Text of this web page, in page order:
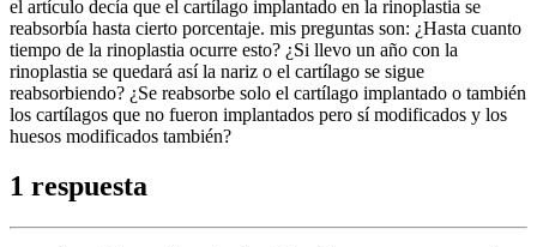
el artículo decía que el cartílago implantado en la rinoplastia se
reabsorbía hasta cierto porcentaje. mis preguntas son: ¿Hasta cuanto
tiempo de la rinoplastia ocurre esto? ¿Si llevo un año con la
rinoplastia se quedará así la nariz o el cartílago se sigue
reabsorbiendo? ¿Se reabsorbe solo el cartílago implantado o también
los cartílagos que no fueron implantados pero sí modificados y los
huesos modificados también?
1 respuesta